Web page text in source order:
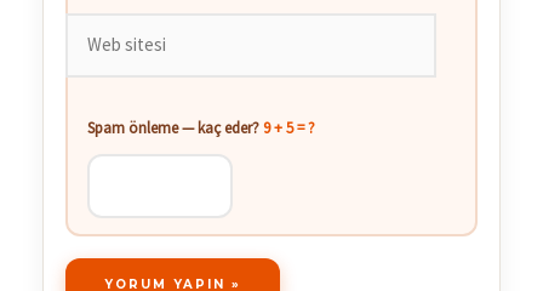
Spam önleme — kaç eder?9 + 5 = ?